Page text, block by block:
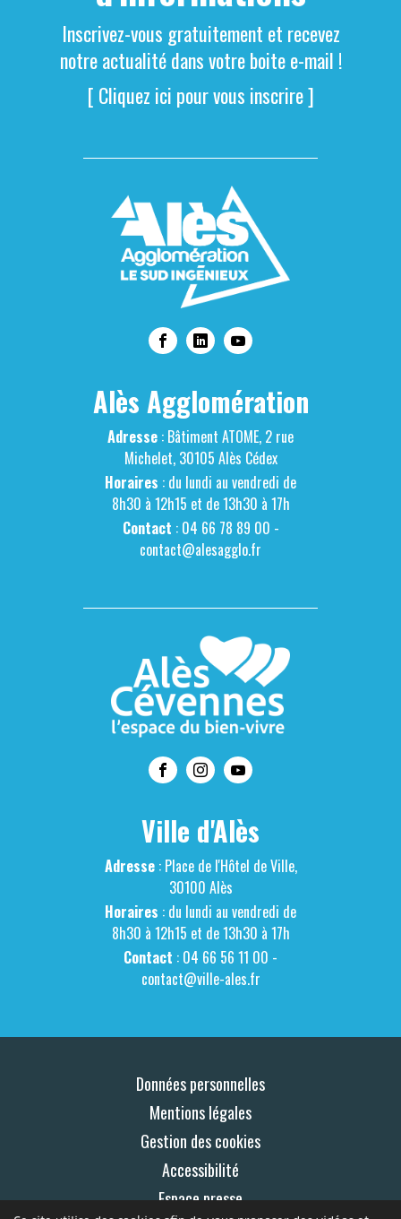
Inscrivez-vous gratuitement et recevez
notre actualité dans votre boite e-mail !
[ Cliquez ici pour vous inscrire ]
Alès Agglomération
Adresse : Bâtiment ATOME, 2 rue
Michelet, 30105 Alès Cédex
Horaires : du lundi au vendredi de
8h30 à 12h15 et de 13h30 à 17h
Contact : 04 66 78 89 00 -
contact@alesagglo.fr
Ville d'Alès
Adresse: Place de l'Hôtel de Ville,
30100 Alès
Horaires : du lundi au vendredi de
8h30 à 12h15 et de 13h30 à 17h
Contact : 04 66 56 11 00 -
contact@ville-ales.fr
Données personnelles
Mentions légales
Gestion des cookies
Accessibilité
Espace presse